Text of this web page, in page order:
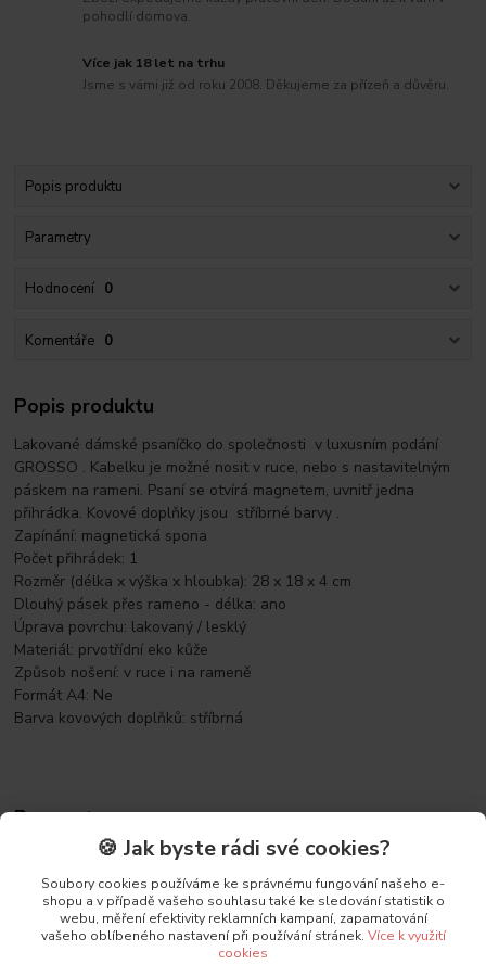
pohodlí domova.
Více jak 18 let na trhu
Jsme s vámi již od roku 2008. Děkujeme za přízeň a důvěru.
Popis produktu
Parametry
Hodnocení 0
Komentáře 0
Popis produktu
Lakované dámské psaníčko do společnosti v luxusním podání
GROSSO . Kabelku je možné nosit v ruce, nebo s nastavitelným
páskem na rameni. Psaní se otvírá magnetem, uvnitř jedna
přihrádka. Kovové doplňky jsou stříbrné barvy .
Zapínání: magnetická spona
Počet přihrádek: 1
Rozměr (délka x výška x hloubka): 28 x 18 x 4 cm
Dlouhý pásek přes rameno - délka: ano
Úprava povrchu: lakovaný / lesklý
Materiál: prvotřídní eko kůže
Způsob nošení: v ruce i na rameně
Formát A4: Ne
Barva kovových doplňků: stříbrná
Parametry
Barevný odstín produktu Šedá
v ruce
🍪 Jak byste rádi své cookies?
Soubory cookies používáme ke správnému fungování našeho e-
shopu a v případě vašeho souhlasu také ke sledování statistik o
webu, měření efektivity reklamních kampaní, zapamatování
vašeho oblíbeného nastavení při používání stránek. Více k využití
cookies